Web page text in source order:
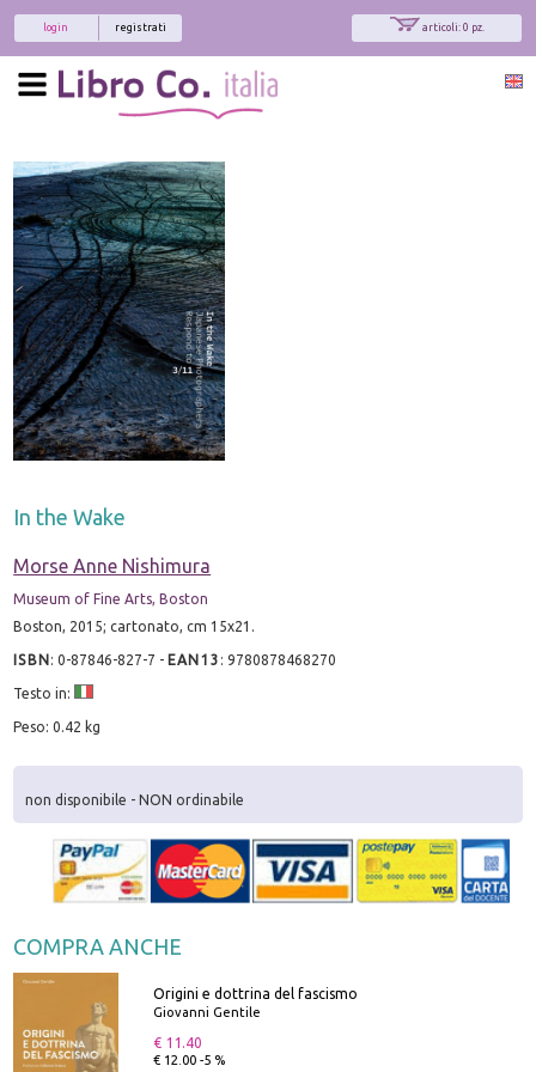
articoli: 0 pz.
registrati
login
In the Wake
Morse Anne Nishimura
Museum of Fine Arts, Boston
Boston, 2015; cartonato, cm 15x21.
ISBN:0-87846-827-7 - EAN13 :9780878468270
Testo in:
Peso: 0.42 kg
non disponibile - NON ordinabile
COMPRA ANCHE
Origini e dottrina del fascismo
Giovanni Gentile
€ 11.40
€ 12.00 -5 %
Interessato ai nostri libri?
Allora iscriviti alla nostra newsletter!
Sarai informato delle nostre novità, potrai
comunque cancellarti quando desideri.
modulo di iscrizione